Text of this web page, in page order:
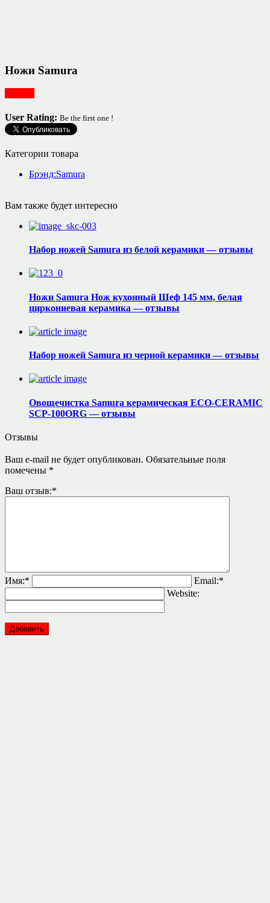
Ножи Samura
User Rating: Be the first one !
Категории товара
Брэнд:Samura
Вам также будет интересно
Набор ножей Samura из белой керамики — отзывы
Ножи Samura Нож кухонный Шеф 145 мм, белая
циркониевая керамика — отзывы
Набор ножей Samura из черной керамики — отзывы
Овощечистка Samura керамическая ECO-CERAMIC
SCP-100ORG — отзывы
Отзывы
Ваш e-mail не будет опубликован. Обязательные поля
помечены *
Ваш отзыв:*
Имя:* Email:*
Website: